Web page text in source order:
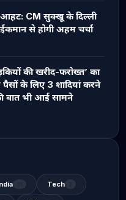
आहट: CM सुक्खू के दिल्ली
से होगी अहम चर्चा
की खरीद-फरोख्त’ का
के लिए 3 शादियां करने
बात भी आई सामने
Tech